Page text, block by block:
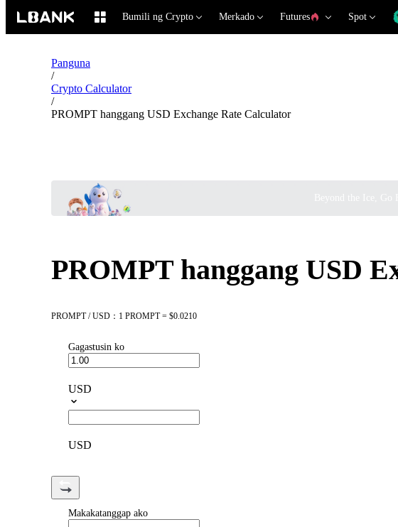
Bumili ng Crypto Merkado Futures Spot
Panguna
/
Crypto Calculator
/
PROMPT hanggang USD Exchange Rate Calculator
Beyond the Ice, Go
PROMPT hanggang USD
PROMPT / USD：1 PROMPT = $0.0210
Gagastusin ko
USD
USD
Makakatanggap ako